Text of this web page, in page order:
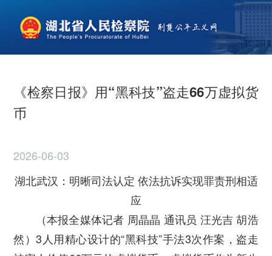
《检察日报》用“黑科技”盗走66万虚拟货
币
2026-06-03
湖北武汉：明晰司法认定 依法抗诉实现罪责刑相适
应
（本报全媒体记者 周晶晶 通讯员 汪光吉 胡浩
然）3人用精心设计的“黑科技”手法3次作案，盗走